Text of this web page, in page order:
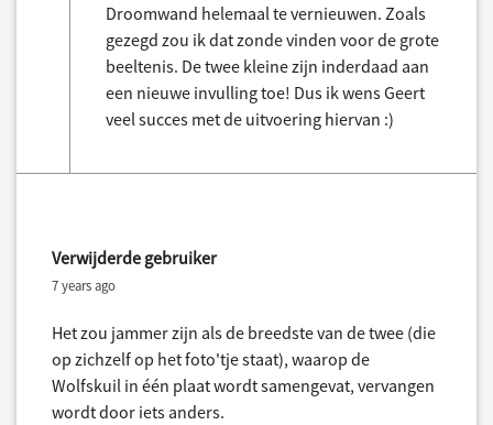
Droomwand helemaal te vernieuwen. Zoals
gezegd zou ik dat zonde vinden voor de grote
beeltenis. De twee kleine zijn inderdaad aan
een nieuwe invulling toe! Dus ik wens Geert
veel succes met de uitvoering hiervan :)
Verwijderde gebruiker
7 years ago
Het zou jammer zijn als de breedste van de twee (die
op zichzelf op het foto'tje staat), waarop de
Wolfskuil in één plaat wordt samengevat, vervangen
wordt door iets anders.